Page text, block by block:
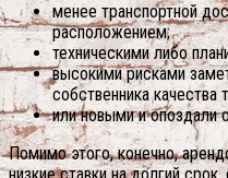
менее транспортной
расположением;
техническими либо
высокими рисками
собственника качества
или новыми и опоздали
Помимо этого, конечно,